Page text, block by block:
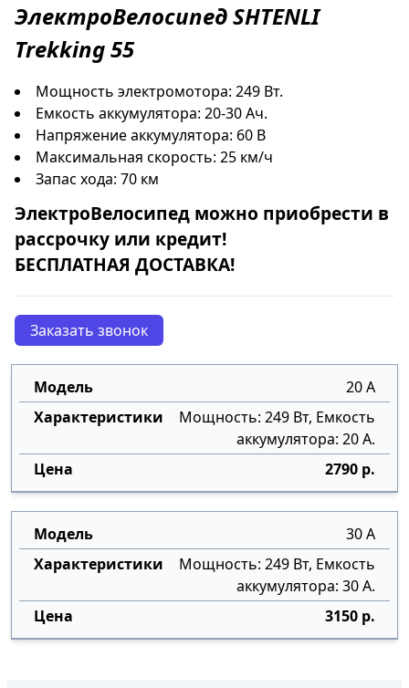
ЭлектроВелосипедSHTENLI
Trekking 55
Мощность электромотора: 249 Вт.
Емкость аккумулятора: 20-30 Ач.
Напряжение аккумулятора: 60 В
Максимальная скорость: 25 км/ч
Запас хода: 70 км
ЭлектроВелосипед можно приобрести в
рассрочку или кредит!
БЕСПЛАТНАЯ ДОСТАВКА!
Заказать звонок
20 А
Мощность: 249 Вт, Емкость
аккумулятора: 20 А.
2790 р.
30 А
Мощность: 249 Вт, Емкость
аккумулятора: 30 А.
3150 р.